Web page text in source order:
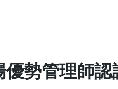
勢管理師認